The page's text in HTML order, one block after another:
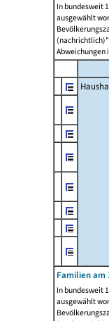
In bundesweit
ausgewählt
Abweichungen
Familien am
In bundesweit
ausgewählt